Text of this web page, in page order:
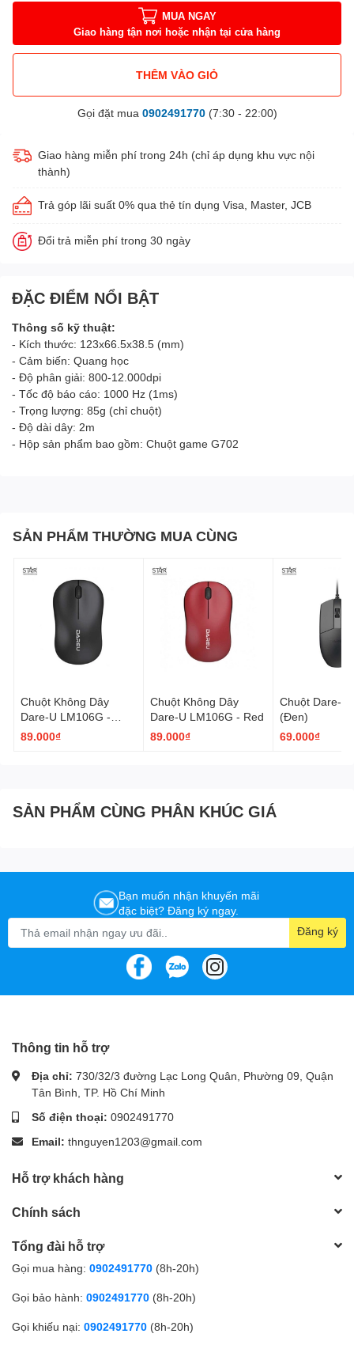
MUA NGAY
Giao hàng tận nơi hoặc nhận tại cửa hàng
THÊM VÀO GIỎ
Gọi đặt mua 0902491770(7:30 - 22:00)
Giao hàng miễn phí trong 24h (chỉ áp dụng khu vực nội
thành)
Trả góp lãi suất 0% qua thẻ tín dụng Visa, Master, JCB
Đổi trả miễn phí trong 30 ngày
ĐẶC ĐIỂM NỔI BẬT
Thông số kỹ thuật:
- Kích thước: 123x66.5x38.5 (mm)
- Cảm biến: Quang học
- Độ phân giải: 800-12.000dpi
- Tốc độ báo cáo: 1000 Hz (1ms)
- Trọng lượng: 85g (chỉ chuột)
- Độ dài dây: 2m
- Hộp sản phẩm bao gồm: Chuột game G702
SẢN PHẨM THƯỜNG MUA CÙNG
Chuột Không Dây
Dare-U LM106G -
Black
89.000₫
Chuột Không Dây
Dare-U LM106G - Red
89.000₫
Chuột Dare-U
(Đen)
69.000₫
SẢN PHẨM CÙNG PHÂN KHÚC GIÁ
Bạn muốn nhận khuyến mãi
đặc biệt? Đăng ký ngay.
Đăng ký
Thông tin hỗ trợ
Địa chỉ: 730/32/3 đường Lạc Long Quân, Phường 09, Quận
Tân Bình, TP. Hồ Chí Minh
Số điện thoại: 0902491770
Email: thnguyen1203@gmail.com
Hỗ trợ khách hàng
Chính sách
Tổng đài hỗ trợ
Gọi mua hàng: 0902491770 (8h-20h)
Gọi bảo hành: 0902491770 (8h-20h)
Gọi khiếu nại: 0902491770 (8h-20h)